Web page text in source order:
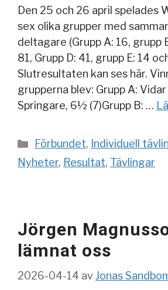
Den 25 och 26 april spelades
sex olika grupper med
deltagare (Grupp A: 16, grupp
81, Grupp D: 41, grupp E: 14
Slutresultaten kan ses här.
grupperna blev: Grupp A:
Springare, 6½ (7)Grupp B: …
Kategorier
Förbundet, Individuell
Nyheter, Resultat, Tävlingar
Jörgen
lämnat oss
2026-04-14 avJonas